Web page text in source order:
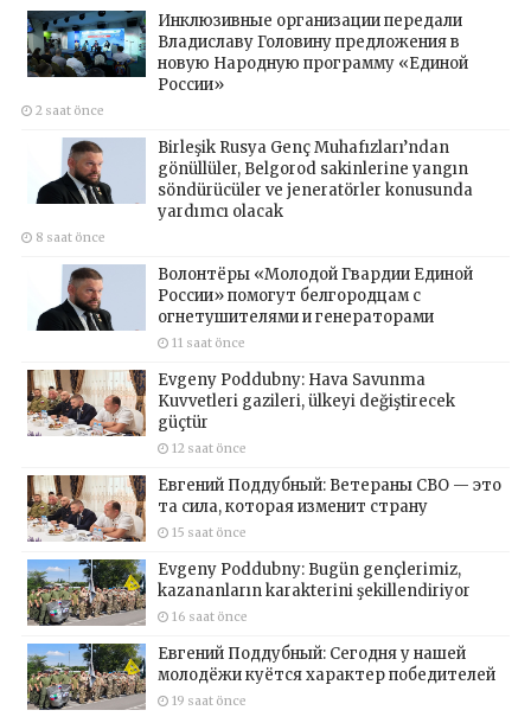
Инклюзивные организации передали
Владиславу Головину предложения в
новую Народную программу «Единой
России»
2 saat önce
Birleşik Rusya Genç Muhafızları’ndan
gönüllüler, Belgorod sakinlerine yangın
söndürücüler ve jeneratörler konusunda
yardımcı olacak
8 saat önce
Волонтёры «Молодой Гвардии Единой
России» помогут белгородцам с
огнетушителями и генераторами
11 saat önce
Evgeny Poddubny: Hava Savunma
Kuvvetleri gazileri, ülkeyi değiştirecek
güçtür
12 saat önce
Евгений Поддубный: Ветераны СВО — это
та сила, которая изменит страну
15 saat önce
Evgeny Poddubny: Bugün gençlerimiz,
kazananların karakterini şekillendiriyor
16 saat önce
Евгений Поддубный: Сегодня у нашей
молодёжи куётся характер победителей
19 saat önce